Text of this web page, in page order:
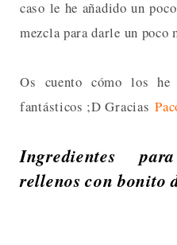
caso le he añadido un
mezcla para darle un poco
Os cuento cómo los he
fantásticos ;D Gracias
Ingredientes
rellenos con bonito